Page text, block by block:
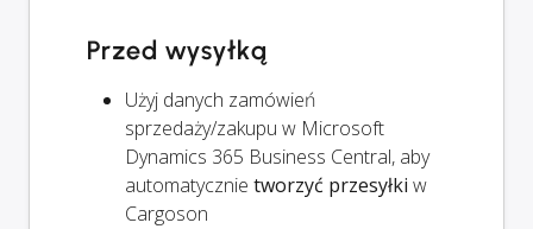
Przed wysyłką
Użyj danych zamówień
sprzedaży/zakupu w Microsoft
Dynamics 365 Business Central, aby
automatycznie tworzyć przesyłki w
Cargoson